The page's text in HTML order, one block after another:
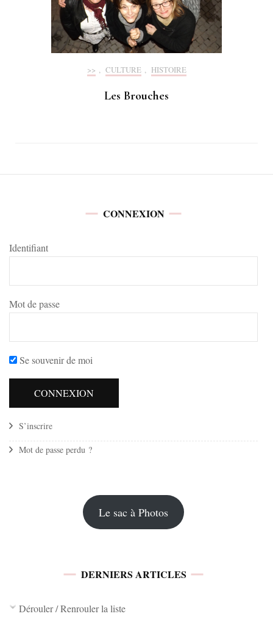
>> , CULTURE , HISTOIRE
Les Brouches
CONNEXION
Identifiant
Mot de passe
Se souvenir de moi
S’inscrire
Mot de passe perdu ?
Le sac à Photos
DERNIERS ARTICLES
Dérouler / Renrouler la liste